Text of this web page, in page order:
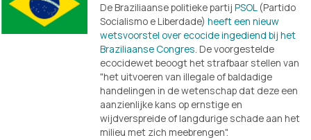
De Braziliaanse politieke partij PSOL (Partido
Socialismo e Liberdade) heeft een nieuw
wetsvoorstel over ecocide ingediend bij het
Braziliaanse Congres. De voorgestelde
ecocidewet beoogt het strafbaar stellen van
"het uitvoeren van illegale of baldadige
handelingen in de wetenschap dat deze een
aanzienlijke kans op ernstige en
wijdverspreide of langdurige schade aan het
milieu met zich meebrengen".